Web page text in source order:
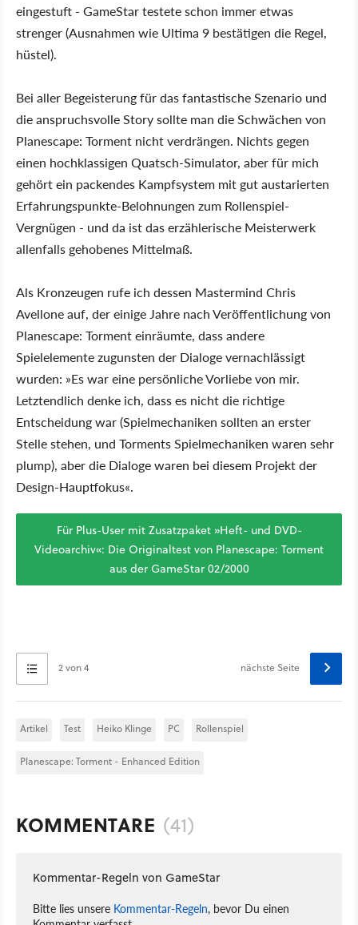
eingestuft - GameStar testete schon immer etwas
strenger (Ausnahmen wie Ultima 9 bestätigen die Regel,
hüstel).
Bei aller Begeisterung für das fantastische Szenario und
die anspruchsvolle Story sollte man die Schwächen von
Planescape: Torment nicht verdrängen. Nichts gegen
einen hochklassigen Quatsch-Simulator, aber für mich
gehört ein packendes Kampfsystem mit gut austarierten
Erfahrungspunkte-Belohnungen zum Rollenspiel-
Vergnügen - und da ist das erzählerische Meisterwerk
allenfalls gehobenes Mittelmaß.
Als Kronzeugen rufe ich dessen Mastermind Chris
Avellone auf, der einige Jahre nach Veröffentlichung von
Planescape: Torment einräumte, dass andere
Spielelemente zugunsten der Dialoge vernachlässigt
wurden: »Es war eine persönliche Vorliebe von mir.
Letztendlich denke ich, dass es nicht die richtige
Entscheidung war (Spielmechaniken sollten an erster
Stelle stehen, und Torments Spielmechaniken waren sehr
plump), aber die Dialoge waren bei diesem Projekt der
Design-Hauptfokus«.
Für Plus-User mit Zusatzpaket »Heft- und DVD-
Videoarchiv«: Die Originaltest von Planescape: Torment
aus der GameStar 02/2000
2 von 4 nächste Seite
Artikel Test Heiko Klinge PC Rollenspiel
Planescape: Torment - Enhanced Edition
KOMMENTARE (41)
Kommentar-Regeln von GameStar
Bitte lies unsere Kommentar-Regeln, bevor Du einen